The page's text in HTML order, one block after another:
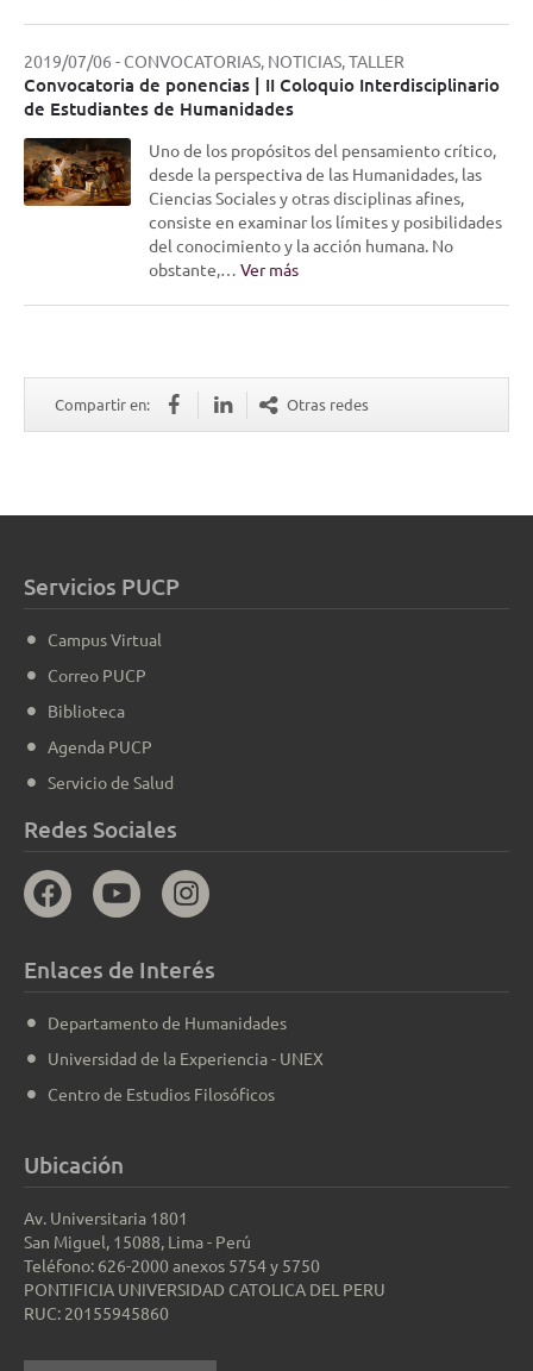
2019/07/06 - CONVOCATORIAS, NOTICIAS, TALLER
Convocatoria de ponencias | II Coloquio Interdisciplinario
de Estudiantes de Humanidades
Uno de los propósitos del pensamiento crítico,
desde la perspectiva de las Humanidades, las
Ciencias Sociales y otras disciplinas afines,
consiste en examinar los límites y posibilidades
del conocimiento y la acción humana. No
obstante,… Ver más
Compartir en: Otras redes
Servicios PUCP
Campus Virtual
Correo PUCP
Biblioteca
Agenda PUCP
Servicio de Salud
Redes Sociales
Enlaces de Interés
Departamento de Humanidades
Universidad de la Experiencia - UNEX
Centro de Estudios Filosóficos
Ubicación
Av. Universitaria 1801
San Miguel, 15088, Lima - Perú
Teléfono: 626-2000 anexos 5754 y 5750
PONTIFICIA UNIVERSIDAD CATOLICA DEL PERU
RUC: 20155945860